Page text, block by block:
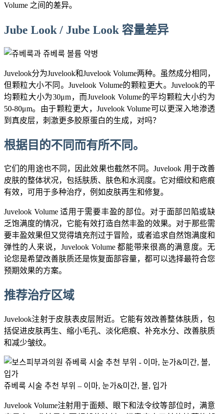
Volume 之间的差异。
Jube Look / Jube Look 容量差异
Juvelook分为Juvelook和Juvelook Volume两种。虽然成分相同，
但颗粒大小不同。Juvelook Volume的颗粒更大。Juvelook的平
均颗粒大小为30μm，而Juvelook Volume的平均颗粒大小约为
50-80μm。由于颗粒更大，Juvelook Volume可以更深入地渗透
到真皮层，刺激更多胶原蛋白的生成，对吗？
根据目的不同而有所不同。
它们的用途也不同，因此效果也截然不同。Juvelook 用于改善
皮肤的整体状况，包括肤质、肤色和水润度。它对细纹和疤痕
有效，可用于多种治疗，例如皮肤再生和修复。
Juvelook Volume 适用于需要丰盈的部位。对于面部凹陷或缺
乏饱满度的情况，它能有效打造自然丰盈的效果。对于那些需
要丰盈效果但又觉得填充剂过于冒险，或者追求自然饱满度和
弹性的人来说，Juvelook Volume 都能带来很高的满意度。无
论您是希望改善肤质还是恢复面部容量，都可以选择最符合您
预期效果的方案。
推荐治疗区域
Juvelook注射于皮肤表皮层附近。它能有效改善整体肤质，包
括促进皮肤再生、缩小毛孔、淡化疤痕、补充水分、改善肤质
和减少皱纹。
쥬베룩 시술 추천 부위 – 이마, 눈가&미간, 볼, 입가
Juvelook Volume注射用于面颊、眼下和法令纹等部位时，满意